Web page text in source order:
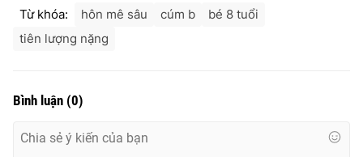
Từ khóa: hôn mê sâu cúm b
bé 8 tuổi
tiên lượng nặng
Bình luận (0)